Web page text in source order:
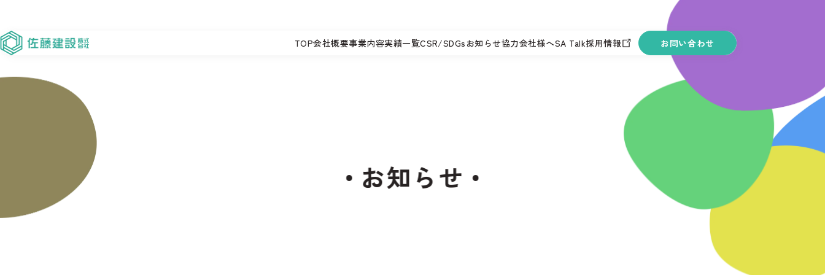
TOP会社概要事業内容実績一覧CSR/SDGs お知らせ協力会社様へSA Talk採用情報 お問い合わせ
お知らせ